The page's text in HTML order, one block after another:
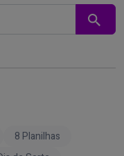
8 Planilhas